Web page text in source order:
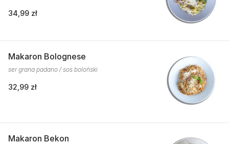
34,99 zł
Makaron Bolognese
ser grana padano / sos boloński
32,99 zł
Makaron Bekon